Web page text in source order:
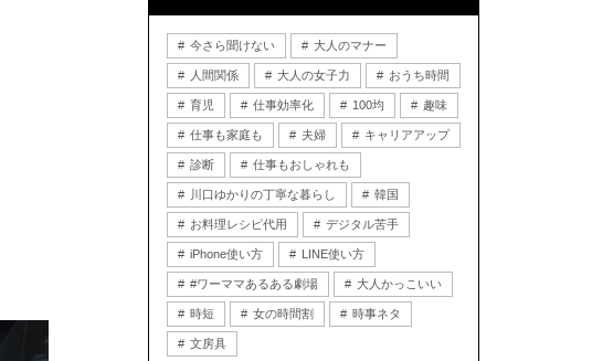
今さら聞けない 大人のマナー
人間関係 大人の女子力 おうち時間
育児 仕事効率化 100均 趣味
仕事も家庭も 夫婦 キャリアアップ
診断 仕事もおしゃれも
川口ゆかりの丁寧な暮らし 韓国
お料理レシピ代用 デジタル苦手
iPhone使い方 LINE使い方
#ワーママあるある劇場 大人かっこいい
時短 女の時間割 時事ネタ
文房具